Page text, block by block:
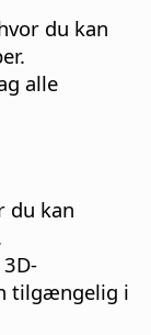
du kan
alle
du kan
tilgængelig i